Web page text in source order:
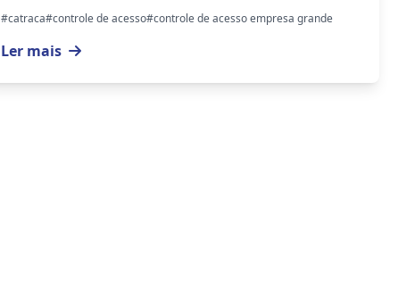
#catraca#controle de acesso#controle de acesso empresa grande
Ler mais